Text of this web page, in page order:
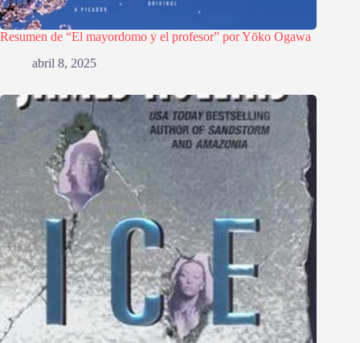
Resumen de “El mayordomo y el profesor” por Yōko Ogawa
abril 8, 2025